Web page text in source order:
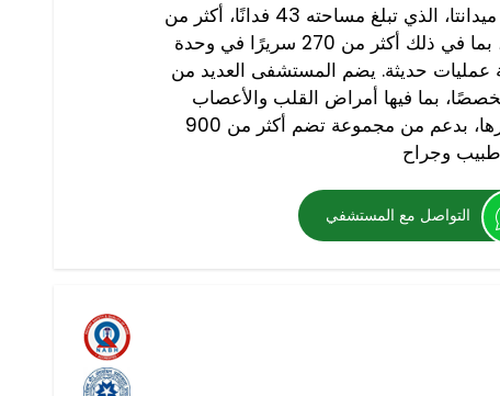
من جميع أنحاء العالم. يضم حرم ميدانتا، الذي تبلغ مساحته 43 فدانًا، أكثر من
1391 سريرًا للعمليات الجراحية، بما في ذلك أكثر من 270 سريرًا في وحدة
المركزة، ويضم 40 غرفة عمليات حديثة. يضم المستشفى العديد من
مع أكثر من 30 تخصصًا، بما فيها أمراض القلب والأعصاب
وجراحة العظام والأورام و غيرها، بدعم من مجموعة تضم أكثر من 900
التواصل مع المستشفي